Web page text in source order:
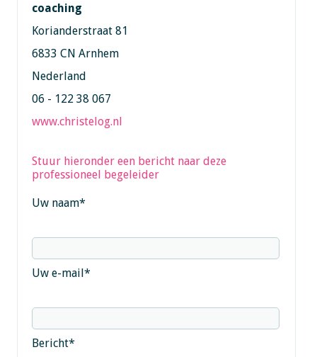
coaching
Korianderstraat 81
6833 CN Arnhem
Nederland
06 - 122 38 067
www.christelog.nl
Stuur hieronder een bericht naar deze
professioneel begeleider
Uw naam*
Uw e-mail*
Bericht*